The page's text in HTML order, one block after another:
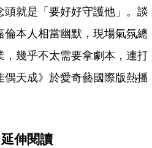
頭就是「要好好守護他」。談
本人相當幽默，現場氣氛總
幾乎不太需要拿劇本，連打
天成》於愛奇藝國際版熱播
延伸閱讀